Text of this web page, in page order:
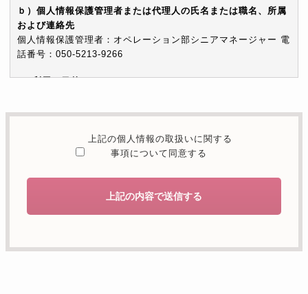
ｂ）個人情報保護管理者または代理人の氏名または職名、所属
および連絡先
個人情報保護管理者：オペレーション部シニアマネージャー 電
話番号：050-5213-9266
c）利用の目的
合わせを適切に受け付け、当社が提供するサービスに関する情
d）個人情報を第三者に提供することが予定される場合の事項
た個人情報を第三者に提供することはありません。
ことがあります。
上記の個人情報の取扱いに関する
事項について同意する
上記の内容で送信する